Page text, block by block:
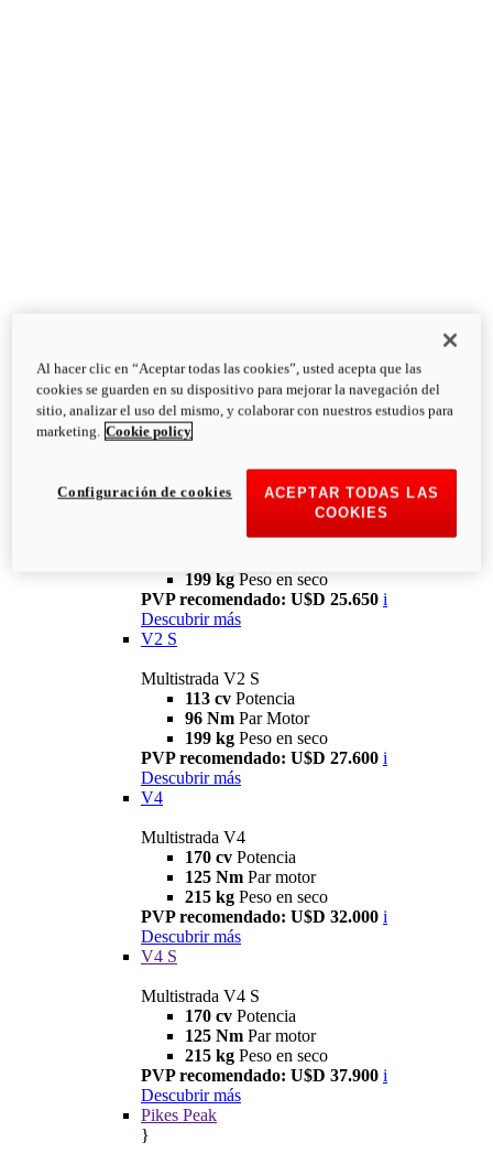
Potencia
199 kg Peso en seco
PVP recomendado: U$D 25.650 i
Descubrir más
V2 S
Multistrada V2 S
113 cv Potencia
96 Nm Par Motor
199 kg Peso en seco
PVP recomendado: U$D 27.600 i
Descubrir más
V4
Multistrada V4
170 cv Potencia
125 Nm Par motor
215 kg Peso en seco
PVP recomendado: U$D 32.000 i
Descubrir más
V4 S
Multistrada V4 S
170 cv Potencia
125 Nm Par motor
215 kg Peso en seco
PVP recomendado: U$D 37.900 i
Descubrir más
Pikes Peak
}
Al hacer clic en “Aceptar todas las cookies”, usted acepta que las
cookies se guarden en su dispositivo para mejorar la navegación del
sitio, analizar el uso del mismo, y colaborar con nuestros estudios para
marketing. Cookie policy
ACEPTAR TODAS LAS
COOKIES
Configuración de cookies